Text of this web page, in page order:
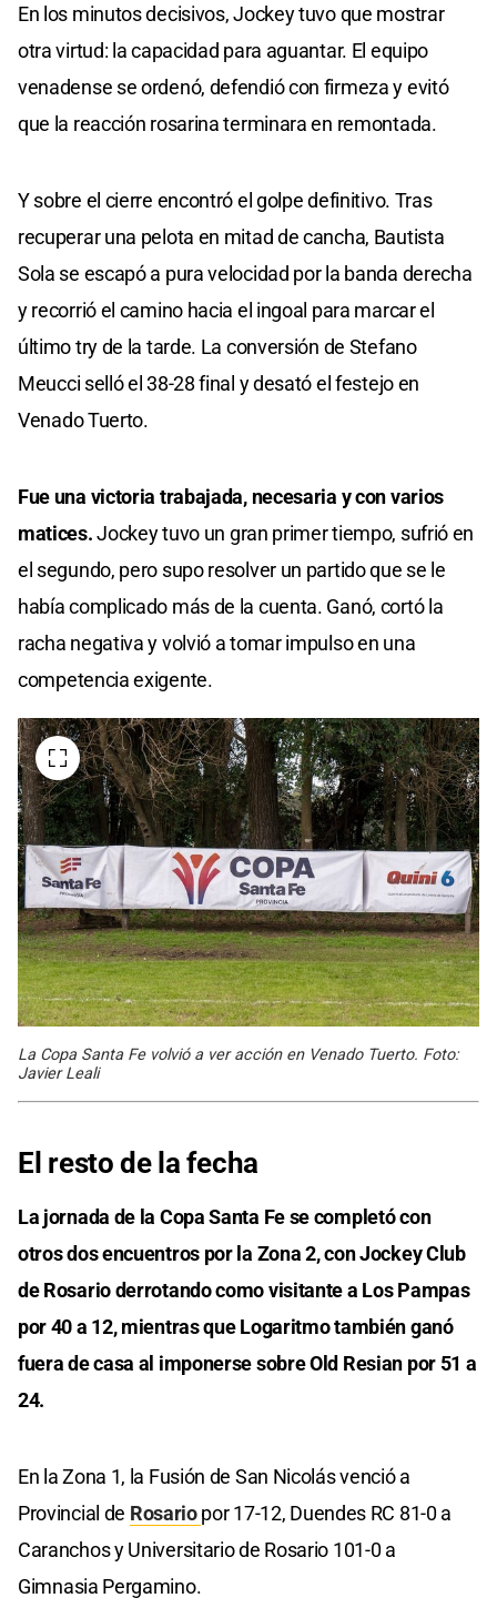
En los minutos decisivos, Jockey tuvo que mostrar
otra virtud: la capacidad para aguantar. El equipo
venadense se ordenó, defendió con firmeza y evitó
que la reacción rosarina terminara en remontada.
Y sobre el cierre encontró el golpe definitivo. Tras
recuperar una pelota en mitad de cancha, Bautista
Sola se escapó a pura velocidad por la banda derecha
y recorrió el camino hacia el ingoal para marcar el
último try de la tarde. La conversión de Stefano
Meucci selló el 38-28 final y desató el festejo en
Venado Tuerto.
Fue una victoria trabajada, necesaria y con varios
matices.Jockey tuvo un gran primer tiempo, sufrió en
el segundo, pero supo resolver un partido que se le
había complicado más de la cuenta. Ganó, cortó la
racha negativa y volvió a tomar impulso en una
competencia exigente.
La Copa Santa Fe volvió a ver acción en Venado Tuerto. Foto:
Javier Leali
El resto de la fecha
La jornada de la Copa Santa Fe se completó con
otros dos encuentros por la Zona 2, con Jockey Club
de Rosario derrotando como visitante a Los Pampas
por 40 a 12, mientras que Logaritmo también ganó
fuera de casa al imponerse sobre Old Resian por 51 a
24.
En la Zona 1, la Fusión de San Nicolás venció a
Provincial de Rosariopor 17-12, Duendes RC 81-0 a
Caranchos y Universitario de Rosario 101-0 a
Gimnasia Pergamino.